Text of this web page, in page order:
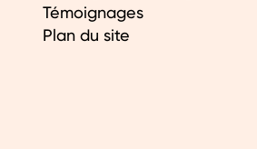
Témoignages
Plan du site